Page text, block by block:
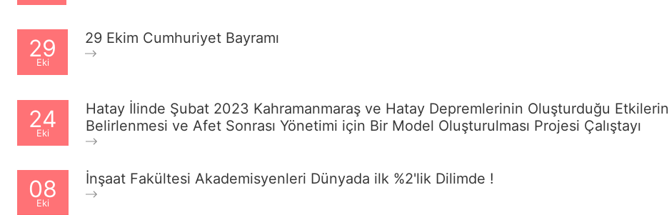
29
Eki
29 Ekim Cumhuriyet Bayramı
24
Eki
Hatay İlinde Şubat 2023 Kahramanmaraş ve Hatay Depremlerinin Oluşturduğu Etkilerin
Belirlenmesi ve Afet Sonrası Yönetimi için Bir Model Oluşturulması Projesi Çalıştayı
08
Eki
İnşaat Fakültesi Akademisyenleri Dünyada ilk %2'lik Dilimde !